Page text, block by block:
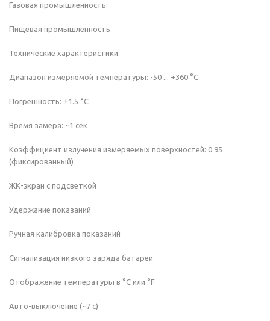
Газовая промышленность:
Пищевая промышленность.
Технические характеристики:
Диапазон измеряемой температуры: -50 ... +360 °С
Погрешность: ±1.5 °С
Время замера: ~1 сек
Коэффициент излучения измеряемых поверхностей: 0.95
(фиксированный)
ЖК-экран с подсветкой
Удержание показаний
Ручная калибровка показаний
Сигнализация низкого заряда батареи
Отображение температуры в °С или °F
Авто-выключение (~7 с)